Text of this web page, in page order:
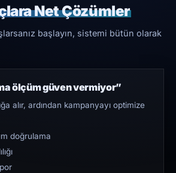
Net Çözümler
başlayın, sistemi bütün olarak
ölçüm güven vermiyor”
alır, ardından kampanyayı optimize
doğrulama